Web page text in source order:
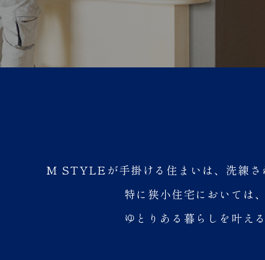
M STYLEが手掛ける住まいは、洗練さ
特に狭小住宅においては
ゆとりある暮らしを叶え